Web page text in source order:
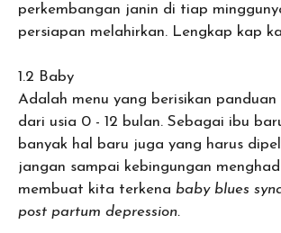
perkembangan janin di tiap
persiapan melahirkan. Lengkap kap
1.2 Baby
Adalah menu yang berisikan panduan
dari usia 0 - 12 bulan. Sebagai ibu
banyak hal baru juga yang harus
jangan sampai kebingungan
membuat kita terkena baby blues
post partum depression.